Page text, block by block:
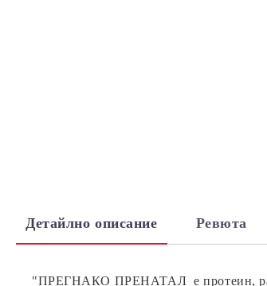
Детайлно описание Ревюта
"ПРЕГНАКО ПРЕНАТАЛ е протеин,